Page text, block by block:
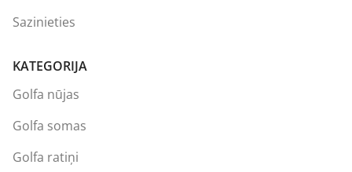
Sazinieties
KATEGORIJA
Golfa nūjas
Golfa somas
Golfa ratiņi